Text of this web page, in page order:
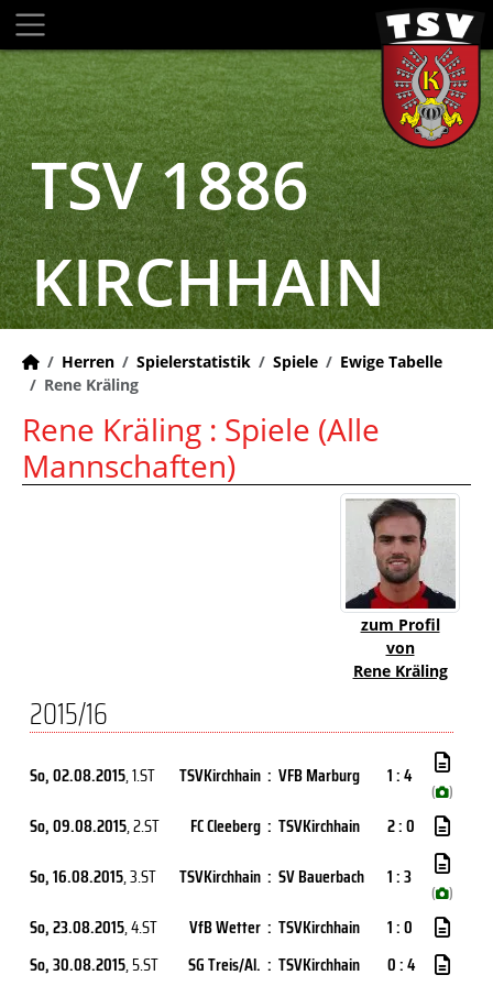
TSV 1886
KIRCHHAIN
Herren Spielerstatistik Spiele
Ewige Tabelle
Rene Kräling
Rene Kräling : Spiele (Alle
Mannschaften)
zum Profil
von
Rene Kräling
2015/16
So, 02.08.2015, 1.ST TSVKirchhain : VFB Marburg 1 : 4
( )
So, 09.08.2015, 2.ST FC Cleeberg : TSVKirchhain
2 : 0
So, 16.08.2015, 3.ST TSVKirchhain : SV Bauerbach 1 : 3
( )
So, 23.08.2015, 4.ST VfB Wetter : TSVKirchhain
1 : 0
So, 30.08.2015, 5.ST SG Treis/Al. : TSVKirchhain 0 : 4